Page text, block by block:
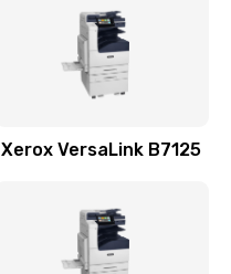
Xerox VersaLink B7125